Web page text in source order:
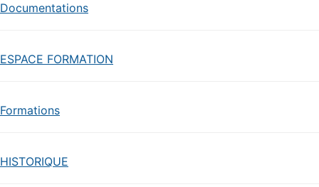
Documentations
ESPACE FORMATION
Formations
HISTORIQUE